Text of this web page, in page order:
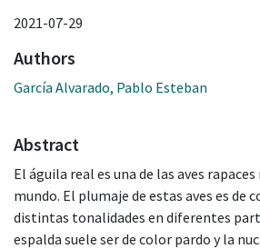
2021-07-29
Authors
García Alvarado, Pablo Esteban
Abstract
El águila real es una de las aves
mundo. El plumaje de estas aves es de
distintas tonalidades en diferentes
espalda suele ser de color pardo y la